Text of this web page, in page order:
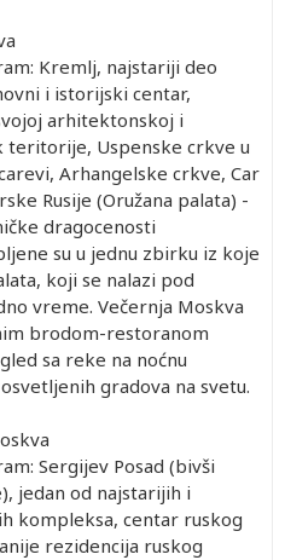
Kremlj, najstariji deo
i istorijski centar,
arhitektonskoj i
teritorije, Uspenske crkve u
Arhangelske crkve, Car
Rusije (Oružana palata) -
dragocenosti
su u jednu zbirku iz koje
koji se nalazi pod
vreme. Večernja Moskva
brodom-restoranom
sa reke na noćnu
gradova na svetu.
Sergijev Posad (bivši
jedan od najstarijih i
kompleksa, centar ruskog
rezidencija ruskog